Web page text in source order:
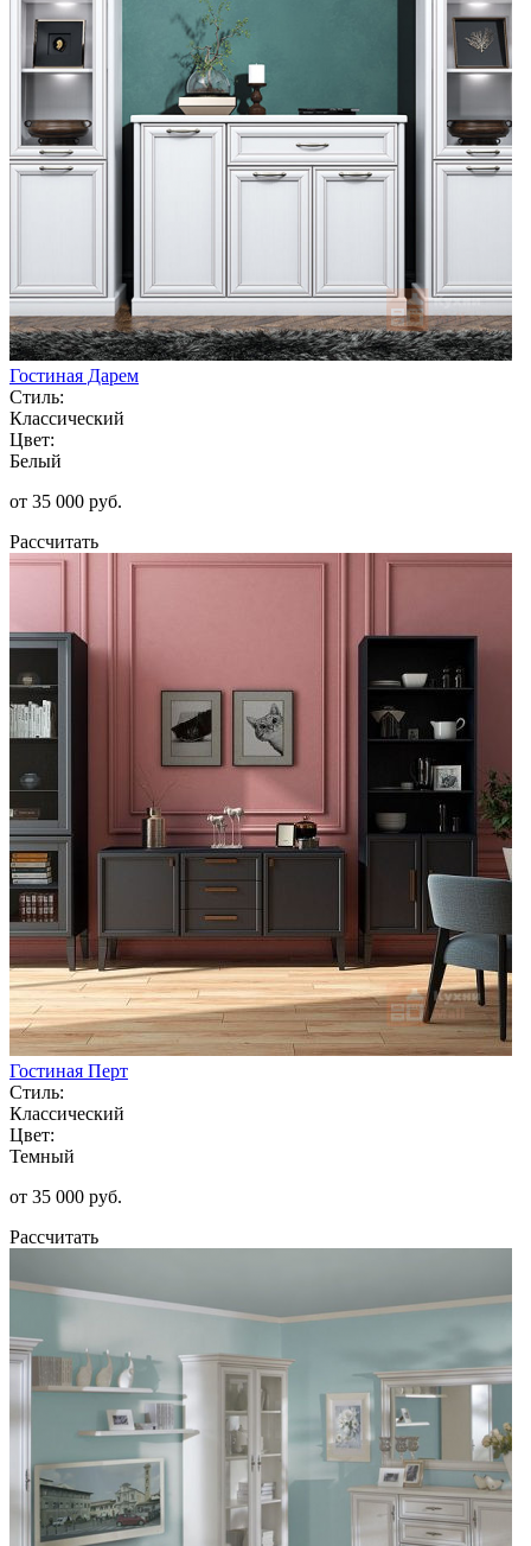
Гостиная Дарем
Стиль:
Классический
Цвет:
Белый
от 35 000 руб.
Рассчитать
Гостиная Перт
Стиль:
Классический
Цвет:
Темный
от 35 000 руб.
Рассчитать